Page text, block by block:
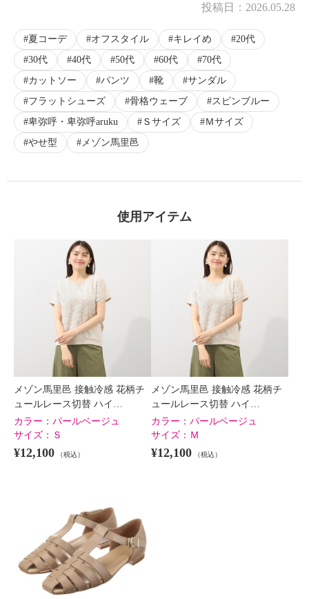
投稿日： 2026.05.28
夏コーデ オフスタイル キレイめ
20代
30代
40代 50代 60代
70代
カットソー
パンツ 靴
サンダル
フラットシューズ
骨格ウェーブ
スピンブルー
卑弥呼・卑弥呼aruku
Ｓサイズ
Ｍサイズ
やせ型
メゾン馬里邑
使用アイテム
メゾン馬里邑 接触冷感 花柄チ
ュールレース切替 ハイ…
カラー： パールベージュ
サイズ： Ｓ
¥12,100 （税込）
メゾン馬里邑 接触冷感 花柄チ
ュールレース切替 ハイ…
カラー： パールベージュ
サイズ： Ｍ
¥12,100 （税込）